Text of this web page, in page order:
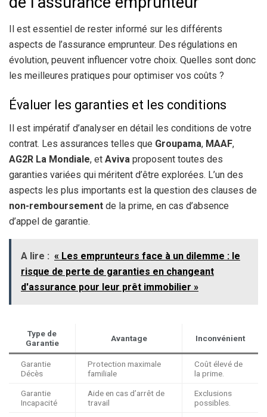
Il est essentiel de rester informé sur les différents
aspects de l’assurance emprunteur. Des régulations en
évolution, peuvent influencer votre choix. Quelles sont donc
les meilleures pratiques pour optimiser vos coûts ?
Évaluer les garanties et les conditions
Il est impératif d’analyser en détail les conditions de votre
contrat. Les assurances telles que Groupama, MAAF,
AG2R La Mondiale, et Aviva proposent toutes des
garanties variées qui méritent d’être explorées. L’un des
aspects les plus importants est la question des clauses de
non-remboursement de la prime, en cas d’absence
d’appel de garantie.
A lire : « Les emprunteurs face à un dilemme : le
risque de perte de garanties en changeant
d'assurance pour leur prêt immobilier »
Type de
Garantie
Avantage Inconvénient
Garantie
Décès
Protection maximale
familiale
Coût élevé de
la prime.
Garantie
Incapacité
Aide en cas d’arrêt de
travail
Exclusions
possibles.